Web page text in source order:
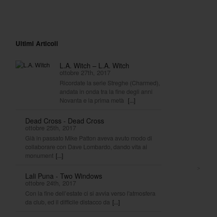
Ultimi Articoli
L.A. Witch – L.A. Witch
ottobre 27th, 2017
Ricordate la serie Streghe (Charmed),
andata in onda tra la fine degli anni
Novanta e la prima metà [...]
Dead Cross - Dead Cross
ottobre 25th, 2017
Già in passato Mike Patton aveva avuto modo di
collaborare con Dave Lombardo, dando vita ai
monument [...]
Lali Puna - Two Windows
ottobre 24th, 2017
Con la fine dell’estate ci si avvia verso l'atmosfera
da club, ed il difficile distacco da [...]